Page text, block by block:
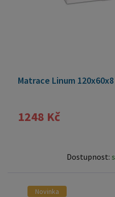
Matrace Linum
1248 Kč
Dostupnost:
Novinka